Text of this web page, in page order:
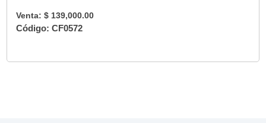
Venta: $ 139,000.00
Código: CF0572